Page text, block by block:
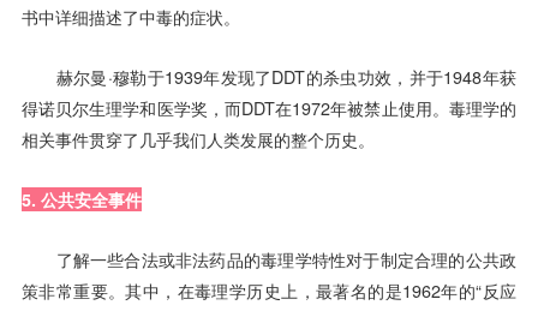
书中详细描述了中毒的症状。
赫尔曼·穆勒于1939年发现了DDT的杀虫功效，并于1948年获
得诺贝尔生理学和医学奖，而DDT在1972年被禁止使用。毒理学的
相关事件贯穿了几乎我们人类发展的整个历史。
5. 公共安全事件
了解一些合法或非法药品的毒理学特性对于制定合理的公共政
策非常重要。其中，在毒理学历史上，最著名的是1962年的“反应